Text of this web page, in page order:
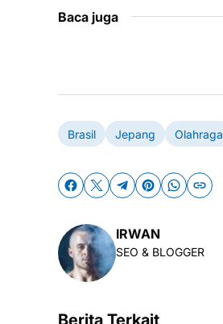
Baca juga
Brasil Jepang Olahraga
IRWAN
SEO & BLOGGER
Berita Terkait